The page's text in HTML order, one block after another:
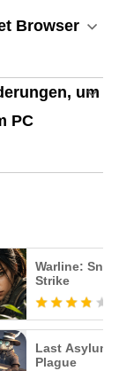
Browser
um
PC
Warline:
Strike
Last Asylum:
Plague